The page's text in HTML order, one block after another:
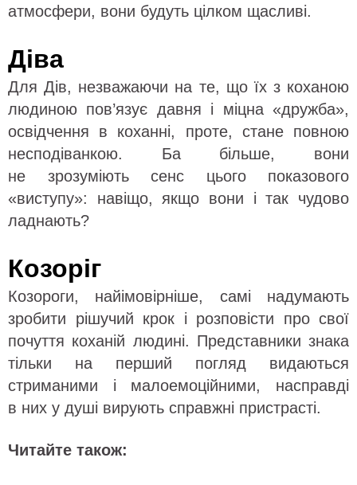
атмосфери, вони будуть цілком щасливі.
Діва
Для Дів, незважаючи на те, що їх з коханою
людиною пов’язує давня і міцна «дружба»,
освідчення в коханні, проте, стане повною
несподіванкою. Ба більше, вони
не зрозуміють сенс цього показового
«виступу»: навіщо, якщо вони і так чудово
ладнають?
Козоріг
Козороги, найімовірніше, самі надумають
зробити рішучий крок і розповісти про свої
почуття коханій людині. Представники знака
тільки на перший погляд видаються
стриманими і малоемоційними, насправді
в них у душі вирують справжні пристрасті.
Читайте також: